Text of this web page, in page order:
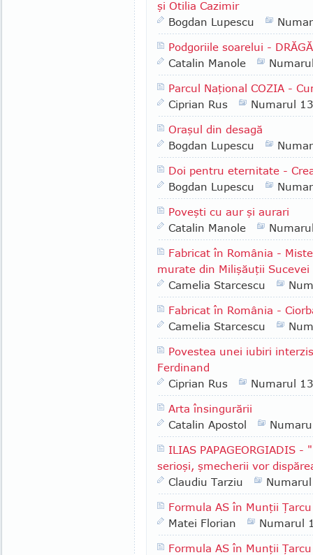
şi Otilia Cazimir
Bogdan Lupescu
Podgoriile soarelui -
Catalin Manole
Parcul Naţional COZIA -
Ciprian Rus
Numarul
Oraşul din desagă
Bogdan Lupescu
Doi pentru eternitate -
Bogdan Lupescu
Poveşti cu aur şi aurari
Catalin Manole
Fabricat în România -
murate din Milişăuţii Sucevei
Camelia Starcescu
Fabricat în România -
Camelia Starcescu
Povestea unei iubiri
Ferdinand
Ciprian Rus
Numarul
Arta însingurării
Catalin Apostol
ILIAS PAPAGEORGIADIS
serioşi, şmecherii vor
Claudiu Tarziu
Formula AS în Munţii
Matei Florian
Numarul
Formula AS în Munţii